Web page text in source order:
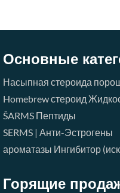
Основные
Насыпная стероида
Homebrew стероид
ŠARMS Пептиды
SERMS | Анти-Эстрогены
ароматазы Ингибитор
Горящие